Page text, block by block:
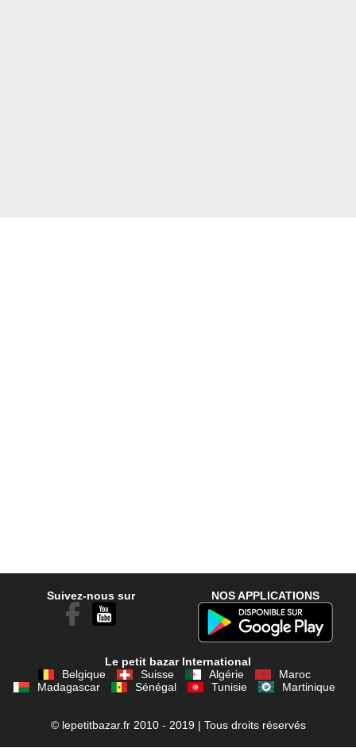
Suivez-nous sur NOS APPLICATIONS
Le petit bazar International
Belgique
Suisse Algérie
Maroc
Madagascar
Sénégal Tunisie Martinique
© lepetitbazar.fr 2010 - 2019 | Tous droits réservés